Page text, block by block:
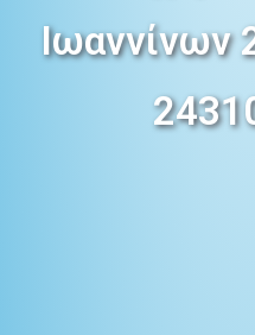
Ιωαννίνων